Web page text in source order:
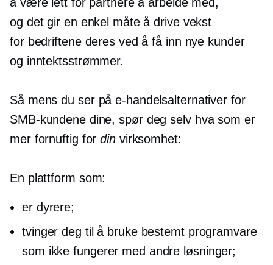
og det gir en enkel måte å drive vekst
for bedriftene deres ved å få inn nye kunder
og inntektsstrømmer.
Så mens du ser på e-handelsalternativer for
SMB-kundene dine, spør deg selv hva som er
mer fornuftig fordin virksomhet:
En plattform som:
er dyrere;
tvinger deg til å bruke bestemt programvare
som ikke fungerer med andre løsninger;